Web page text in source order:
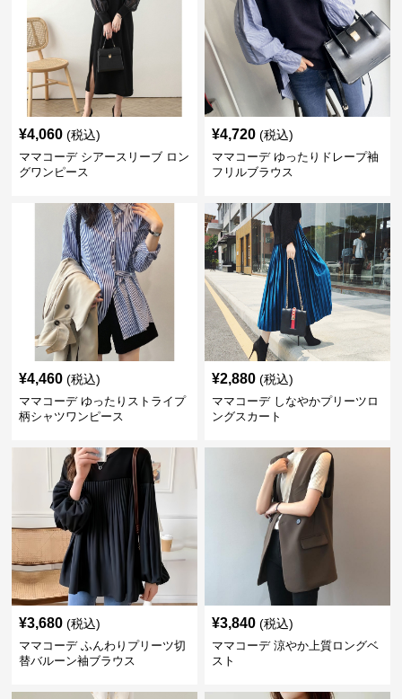
¥4,060 (税込)
ママコーデ シアースリーブ ロン
グワンピース
¥4,720 (税込)
ママコーデ ゆったりドレープ袖
フリルブラウス
¥4,460 (税込)
ママコーデ ゆったりストライプ
柄シャツワンピース
¥2,880 (税込)
ママコーデ しなやかプリーツロ
ングスカート
¥3,680 (税込)
ママコーデ ふんわりプリーツ切
替バルーン袖ブラウス
¥3,840 (税込)
ママコーデ 涼やか上質ロングベ
スト